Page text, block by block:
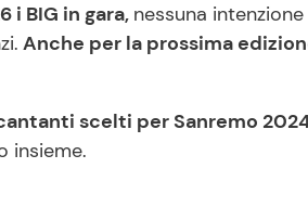
i BIG in gara, nessuna
Anche per la prossima
scelti per Sanremo
insieme.